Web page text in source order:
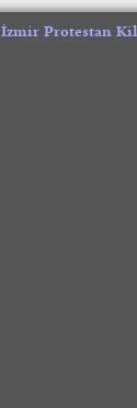
İzmir Protestan